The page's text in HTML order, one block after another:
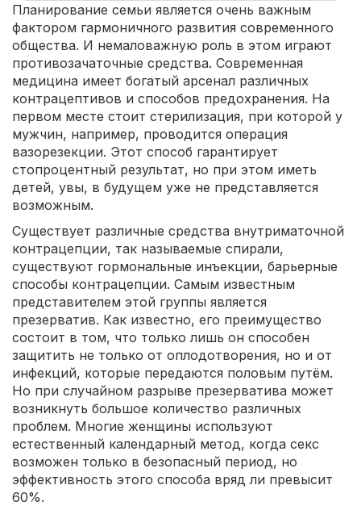
Планирование семьи является очень важным
фактором гармоничного развития современного
общества. И немаловажную роль в этом играют
противозачаточные средства. Современная
медицина имеет богатый арсенал различных
контрацептивов и способов предохранения. На
первом месте стоит стерилизация, при которой у
мужчин, например, проводится операция
вазорезекции. Этот способ гарантирует
стопроцентный результат, но при этом иметь
детей, увы, в будущем уже не представляется
возможным.
Существует различные средства внутриматочной
контрацепции, так называемые спирали,
существуют гормональные инъекции, барьерные
способы контрацепции. Самым известным
представителем этой группы является
презерватив. Как известно, его преимущество
состоит в том, что только лишь он способен
защитить не только от оплодотворения, но и от
инфекций, которые передаются половым путём.
Но при случайном разрыве презерватива может
возникнуть большое количество различных
проблем. Многие женщины используют
естественный календарный метод, когда секс
возможен только в безопасный период, но
эффективность этого способа вряд ли превысит
60%.